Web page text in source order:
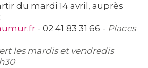
du mardi 14 avril , auprès
:
- 02 41 83 31 66 - Places
les mardis et vendredis